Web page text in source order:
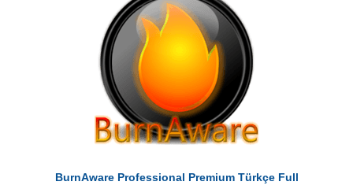
BurnAware Professional Premium Türkçe Full